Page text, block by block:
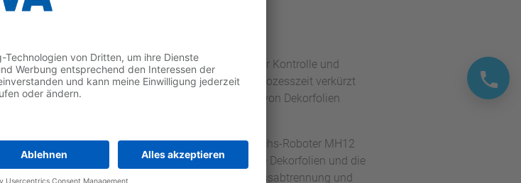
Designs.
Greifersystem. Dieses Messe-Highlight diente zur Kontrolle und
Einlegen ins Werkzeug. Dadurch konnte die Prozesszeit verkürzt
Durch den zusätzlichen Einsatz von Dekorfolien
finden können.
(SHI) Demag Systec Servo 210, einen 6-Achs-Roboter MH12
für die UD-Tapes sowie Entnahmestationen für die Dekorfolien und die
für die UD-Tapes, eine Schneidstation zur Angussabtrennung und